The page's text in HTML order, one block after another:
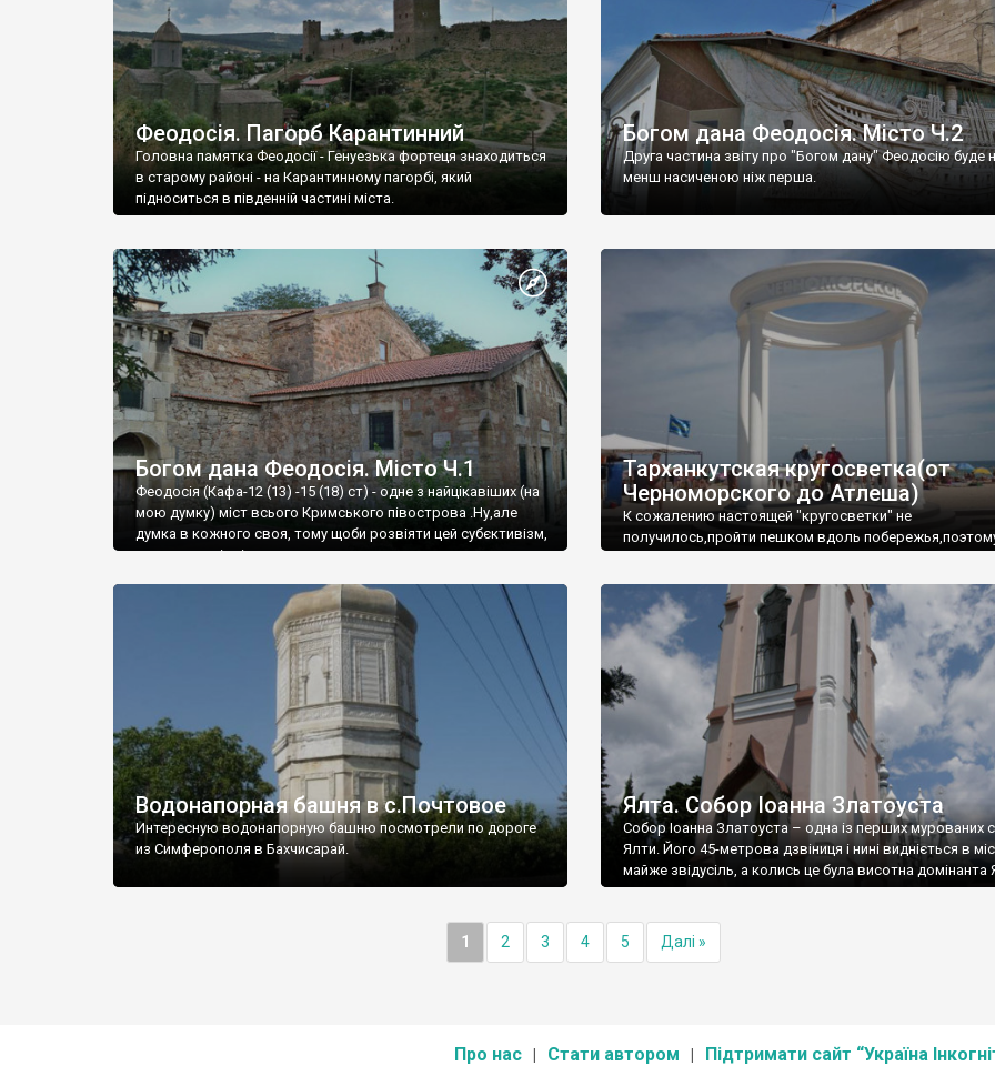
Феодосія. Пагорб Карантинний
Головна памятка Феодосії - Генуезька фортеця знаходиться
в старому районі - на Карантинному пагорбі, який
підноситься в південній частині міста.
Богом дана Феодосія. Місто Ч.2
Друга частина звіту про "Богом дану" Феодосію буде
менш насиченою ніж перша.
Богом дана Феодосія. Місто Ч.1
Феодосія (Кафа-12 (13) -15 (18) ст) - одне з найцікавіших (на
мою думку) міст всього Кримського півострова .Ну,але
думка в кожного своя, тому щоби розвіяти цей субєктивізм,
запрошую відвідати це
Тарханкутская кругосветка(от
Черноморского до Атлеша)
К сожалению настоящей "кругосветки" не
получилось,пройти пешком вдоль
Водонапорная башня в с.Почтовое
Интересную водонапорную башню посмотрели по дороге
из Симферополя в Бахчисарай.
Ялта. Собор Іоанна Златоуста
Собор Іоанна Златоуста – одна із перших мурованих
Ялти. Його 45-метрова дзвіниця і нині видніється в
майже звідусіль, а колись це була висотна домінанта
1 2 3 4 5 Далі »
Про нас Стати автором Підтримати сайт “Україна